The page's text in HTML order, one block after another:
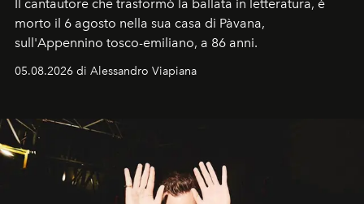
Il cantautore che trasformò la ballata in letteratura, è
morto il 6 agosto nella sua casa di Pàvana,
sull'Appennino tosco-emiliano, a 86 anni.
05.08.2026 di Alessandro Viapiana